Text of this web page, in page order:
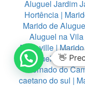
Aluguel Jardim
Hortência |
Marido de
Aluguel na Vila
Alphaville|
Aluguel em
Bernado do
caetano do sul |
👋